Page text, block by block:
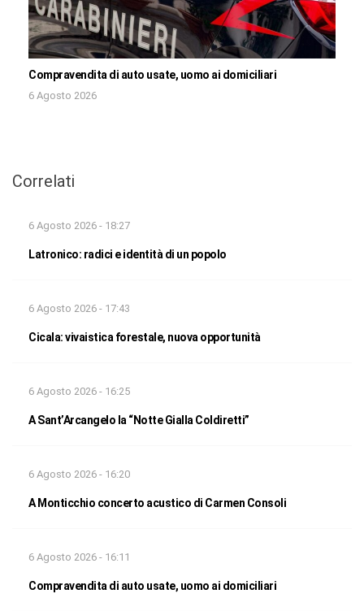
Compravendita di auto usate, uomo ai domiciliari
6 Agosto 2026
Correlati
6 Agosto 2026 - 18:27
Latronico: radici e identità di un popolo
6 Agosto 2026 - 17:43
Cicala: vivaistica forestale, nuova opportunità
6 Agosto 2026 - 16:25
A Sant’Arcangelo la “Notte Gialla Coldiretti”
6 Agosto 2026 - 16:20
A Monticchio concerto acustico di Carmen Consoli
6 Agosto 2026 - 16:11
Compravendita di auto usate, uomo ai domiciliari